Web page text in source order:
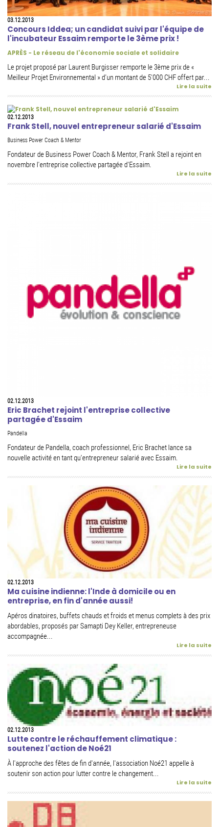
03.12.2013
Concours Iddea; un candidat suivi par l'équipe de
l'incubateur Essaim remporte le 3ème prix !
APRÈS - Le réseau de l'économie sociale et solidaire
Le projet proposé par Laurent Burgisser remporte le 3ème prix de «
Meilleur Projet Environnemental » d’un montant de 5'000 CHF offert par...
Lire la suite
02.12.2013
Frank Stell, nouvel entrepreneur salarié d'Essaim
Business Power Coach & Mentor
Fondateur de Business Power Coach & Mentor, Frank Stell a rejoint en
novembre l'entreprise collective partagée d'Essaim.
Lire la suite
02.12.2013
Eric Brachet rejoint l'entreprise collective
partagée d'Essaim
Pandella
Fondateur de Pandella, coach professionnel, Eric Brachet lance sa
nouvelle activité en tant qu'entrepreneur salarié avec Essaim.
Lire la suite
02.12.2013
Ma cuisine indienne: l'Inde à domicile ou en
entreprise, en fin d'année aussi!
Apéros dinatoires, buffets chauds et froids et menus complets à des prix
abordables, proposés par Samapti Dey Keller, entrepreneuse
accompagnée...
Lire la suite
02.12.2013
Lutte contre le réchauffement climatique :
soutenez l'action de Noé21
À l'approche des fêtes de fin d'année, l'association Noé21 appelle à
soutenir son action pour lutter contre le changement...
Lire la suite